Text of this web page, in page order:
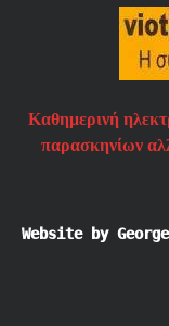
Καθημερινή
παρασκηνίων
Website by